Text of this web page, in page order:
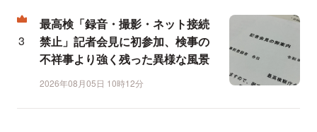
最高検「録音・撮影・ネット接続
禁止」記者会見に初参加、検事の
不祥事より強く残った異様な風景
2026年08月05日 10時12分